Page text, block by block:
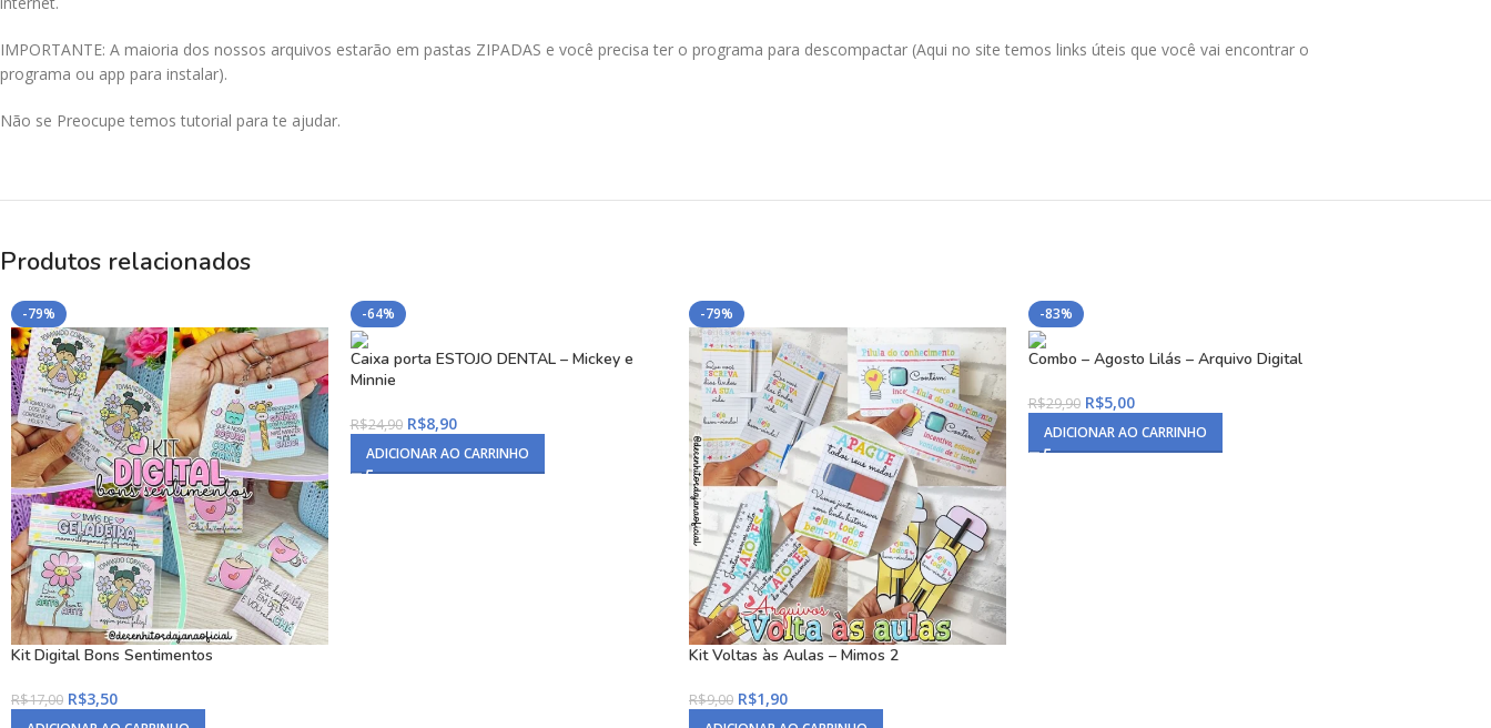
IMPORTANTE: A maioria dos nossos arquivos estarão em pastas ZIPADAS e você precisa ter o programa para descompactar (Aqui no site temos links úteis que você vai encontrar o
programa ou app para instalar).
Não se Preocupe temos tutorial para te ajudar.
Produtos relacionados
-79%
Kit Digital Bons Sentimentos
R$17,00 R$3,50
-64%
Caixa porta ESTOJO DENTAL – Mickey e
Minnie
R$24,90 R$8,90
ADICIONAR AO CARRINHO
-79%
Kit Voltas às Aulas – Mimos 2
R$9,00 R$1,90
-83%
Combo – Agosto Lilás – Arquivo Digital
R$29,90 R$5,00
ADICIONAR AO CARRINHO